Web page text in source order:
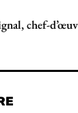
chef-